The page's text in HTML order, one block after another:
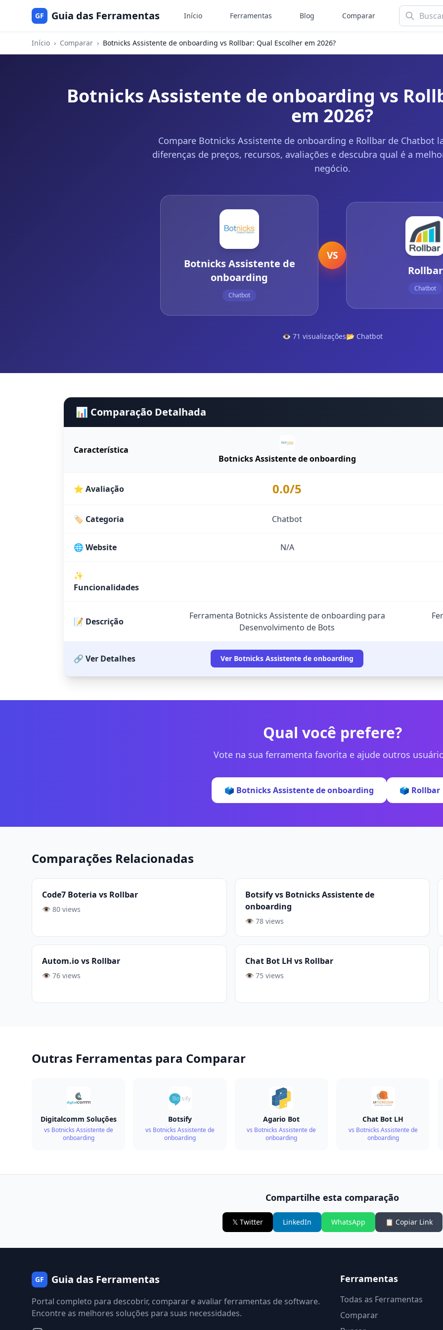
GF Guia das Ferramentas Início Ferramentas Blog Comparar
Início › Comparar › Botnicks Assistente de onboarding vs Rollbar: Qual Escolher em 2026?
Botnicks Assistente de onboarding vs
em 2026?
Compare Botnicks Assistente de onboarding e Rollbar de Chatbot
diferenças de preços, recursos, avaliações e descubra qual é a
negócio.
Botnicks Assistente de
onboarding
Chatbot
VS
Rollbar
Chatbot
👁️ 71 visualizações📂 Chatbot
📊 Comparação Detalhada
Característica
Botnicks Assistente de onboarding
⭐ Avaliação 0.0/5
🏷️ Categoria Chatbot
🌐 Website N/A
✨
Funcionalidades
📝 Descrição
Ferramenta Botnicks Assistente de onboarding para
Desenvolvimento de Bots
🔗 Ver Detalhes Ver Botnicks Assistente de onboarding
Qual você prefere?
Vote na sua ferramenta favorita e ajude outros
🗳️ Botnicks Assistente de onboarding 🗳️ Rollbar
Comparações Relacionadas
Code7 Boteria vs Rollbar
👁️ 80 views
Botsify vs Botnicks Assistente de
onboarding
👁️ 78 views
Autom.io vs Rollbar
👁️ 76 views
Chat Bot LH vs Rollbar
👁️ 75 views
Outras Ferramentas para Comparar
Digitalcomm Soluções
vs Botnicks Assistente de
onboarding
Botsify
vs Botnicks Assistente de
onboarding
Agario Bot
vs Botnicks Assistente de
onboarding
Chat Bot LH
vs Botnicks Assistente de
onboarding
Compartilhe esta comparação
𝕏 Twitter LinkedIn WhatsApp 📋 Copiar Link
GF Guia das Ferramentas
Portal completo para descobrir, comparar e avaliar ferramentas de software.
Encontre as melhores soluções para suas necessidades.
Ferramentas
Todas as Ferramentas
Comparar